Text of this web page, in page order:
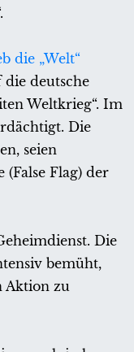
die „Welt“
die deutsche
Weltkrieg“. Im
Die
seien
Flag) der
Die
bemüht,
Aktion zu